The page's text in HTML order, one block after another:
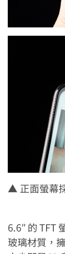
▲ 正面螢幕
6.6″ 的 TFT
玻璃材質，